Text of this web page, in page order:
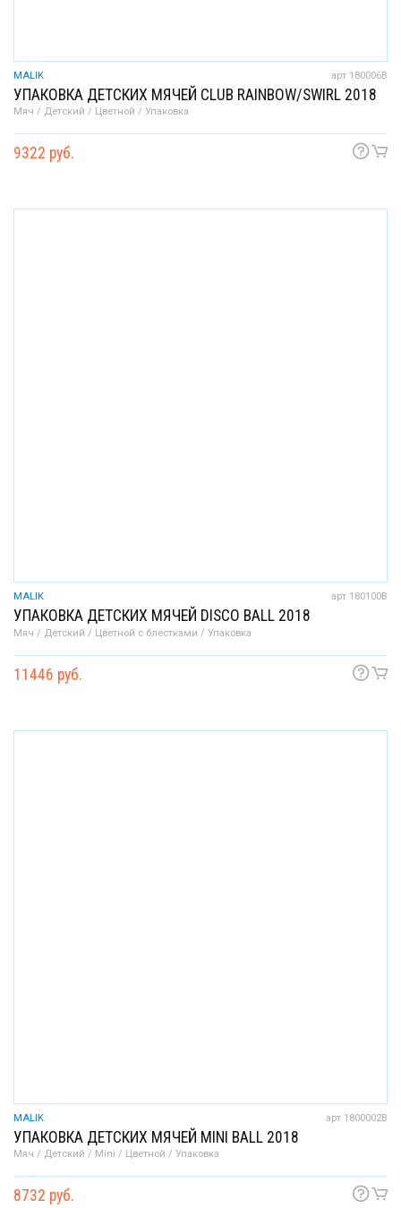
MALIK арт 180006B
УПАКОВКА ДЕТСКИХ МЯЧЕЙ CLUB RAINBOW/SWIRL 2018
Мяч / Детский / Цветной / Упаковка
9322 руб.
MALIK арт 180100B
УПАКОВКА ДЕТСКИХ МЯЧЕЙ DISCO BALL 2018
Мяч / Детский / Цветной с блестками / Упаковка
11446 руб.
MALIK арт 1800002B
УПАКОВКА ДЕТСКИХ МЯЧЕЙ MINI BALL 2018
Мяч / Детский / Mini / Цветной / Упаковка
8732 руб.